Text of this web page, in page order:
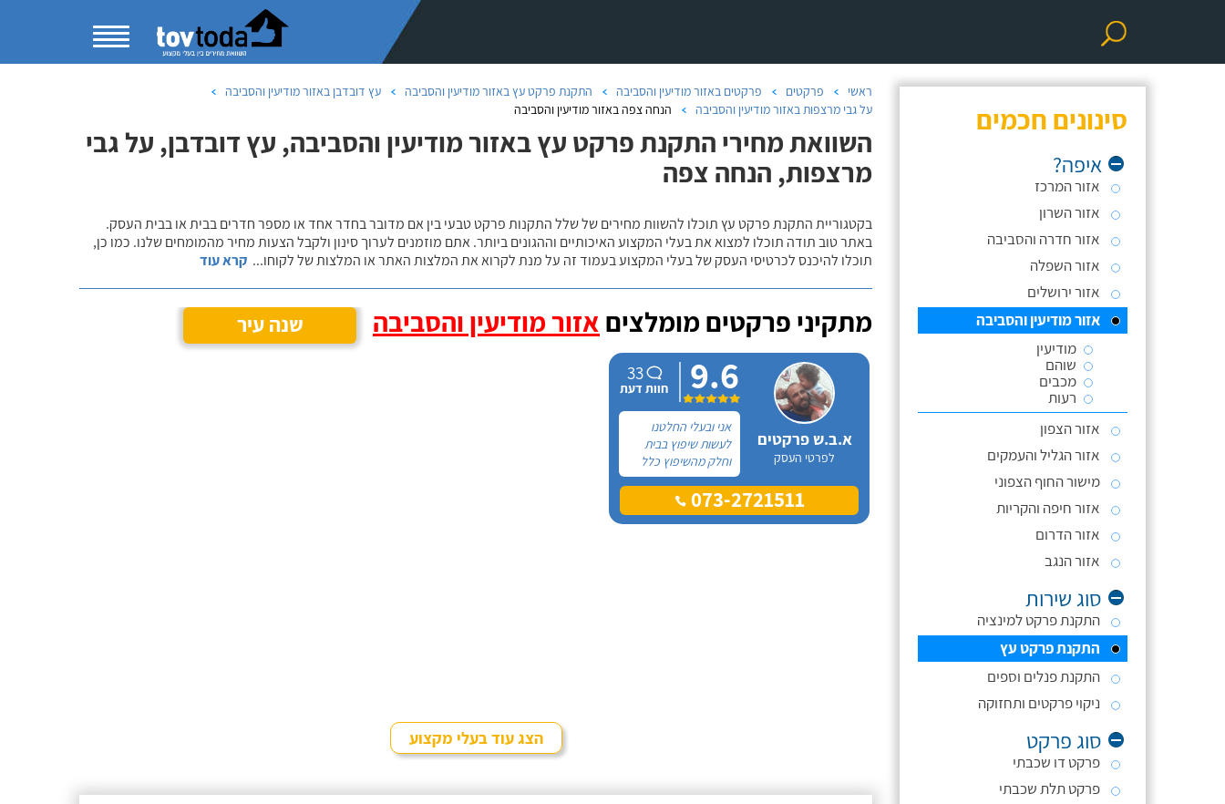
סינונים חכמים
איפה?
אזור המרכז
אזור השרון
אזור חדרה והסביבה
אזור השפלה
אזור ירושלים
אזור מודיעין והסביבה
מודיעין
שוהם
מכבים
רעות
אזור הצפון
אזור הגליל והעמקים
מישור החוף הצפוני
אזור חיפה והקריות
אזור הדרום
אזור הנגב
סוג שירות
התקנת פרקט למינציה
התקנת פרקט עץ
התקנת פנלים וספים
ניקוי פרקטים ותחזוקה
סוג פרקט
פרקט דו שכבתי
פרקט תלת שכבתי
ראשי פרקטים פרקטים באזור מודיעין והסביבה התקנת פרקט עץ באזור מודיעין והסביבה
עץ דובדבן באזור מודיעין והסביבה
על גבי מרצפות באזור מודיעין והסביבה
הנחה צפה באזור מודיעין והסביבה
השוואת מחירי התקנת פרקט עץ באזור מודיעין והסביבה, עץ דובדבן, על גבי
מרצפות, הנחה צפה
בקטגוריית התקנת פרקט עץ תוכלו להשוות מחירים של שלל התקנות פרקט טבעי בין אם מדובר בחדר אחד או מספר חדרים בבית או בבית העסק.
באתר טוב תודה תוכלו למצוא את בעלי המקצוע האיכותיים וההגונים ביותר. אתם מוזמנים לערוך סינון ולקבל הצעות מחיר מהמומחים שלנו. כמו כן,
תוכלו להיכנס לכרטיסי העסק של בעלי המקצוע בעמוד זה על מנת לקרוא את המלצות האתר או המלצות של לקוחו... קרא עוד
מתקיני פרקטים מומלצים אזור מודיעין והסביבה שנה עיר
א.ב.ש פרקטים
לפרטי העסק
9.6
33
חוות דעת
אני ובעלי החלטנו
לעשות שיפוץ בבית
וחלק מהשיפוץ כלל
פרקט למינציה שיותקן
מעל הריצוף (הישן)
הקיים. קנינו את
073-2721511
הצג עוד בעלי מקצוע